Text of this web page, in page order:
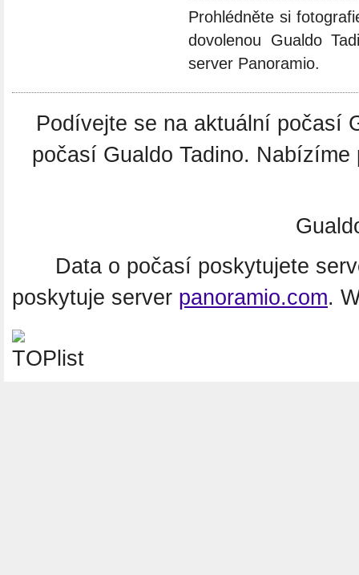
Prohlédněte si
dovolenou Gualdo
server Panoramio.
Podívejte se na aktuální počasí
počasí Gualdo Tadino.
Data o počasí poskytujete
poskytuje server panoramio.com.